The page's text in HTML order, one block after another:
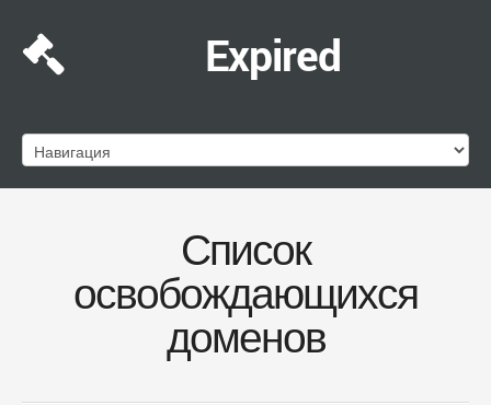
Expired
Список
освобождающихся
доменов